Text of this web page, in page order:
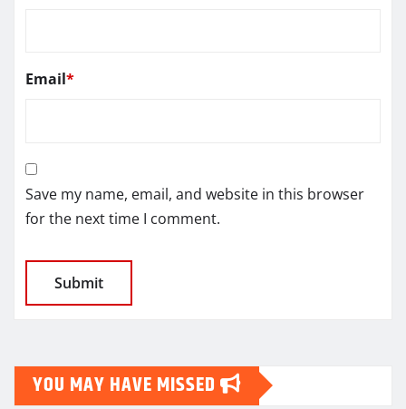
Email*
Save my name, email, and website in this browser
for the next time I comment.
YOU MAY HAVE MISSED